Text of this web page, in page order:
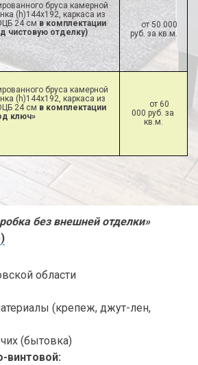
бруса камерной
(h)144х192, каркаса из
24 см в комплектации
чистовую отделку)
от 50 000
руб. за кв.м.
бруса камерной
(h)144х192, каркаса из
24 см в комплектации
ключ»
от 60
000 руб. за
кв.м.
без внешней отделки»
области
(крепеж, джут-лен,
(бытовка)
винтовой: